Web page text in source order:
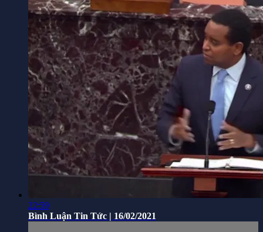
22:59
Bình Luận Tin Tức | 16/02/2021